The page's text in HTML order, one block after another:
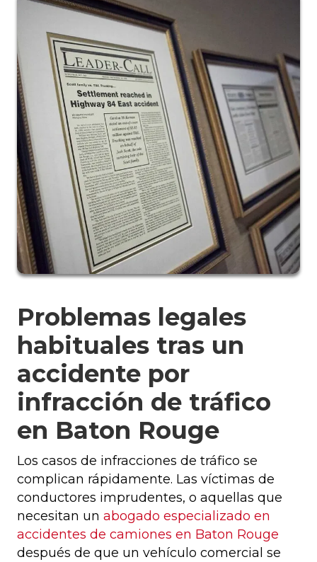
Problemas legales
habituales tras un
accidente por
infracción de tráfico
en Baton Rouge
Los casos de infracciones de tráfico se
complican rápidamente. Las víctimas de
conductores imprudentes, o aquellas que
necesitan un abogado especializado en
accidentes de camiones en Baton Rouge
después de que un vehículo comercial se